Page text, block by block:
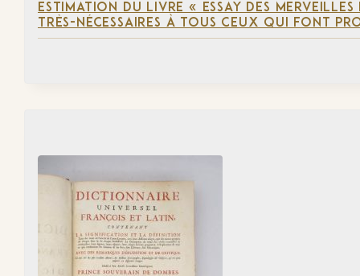
ESTIMATION DU LIVRE « ESSAY DES
TRÈS-NÉCESSAIRES À TOUS CEUX QUI FONT